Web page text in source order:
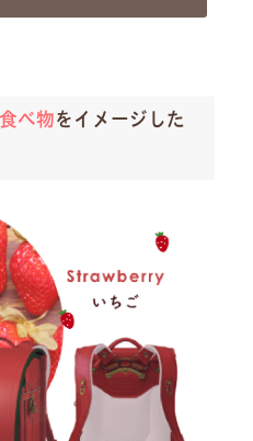
食べ物をイメージした